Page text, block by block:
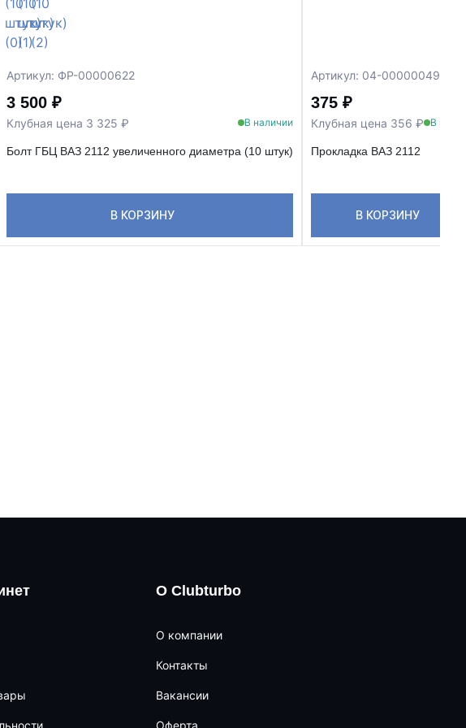
Артикул: ФР-00000622
3 500 ₽
Клубная цена 3 325 ₽ В наличии
Болт ГБЦ ВАЗ 2112 увеличенного диаметра (10 штук)
В КОРЗИНУ
Артикул: 04-00000049
375 ₽
Клубная цена 356 ₽ В
Прокладка ВАЗ 2112
В КОРЗИНУ
О Clubturbo
О компании
Контакты
Вакансии
Оферта